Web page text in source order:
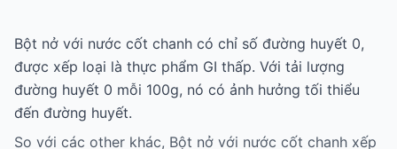
Bột nở với nước cốt chanh có chỉ số đường huyết 0,
được xếp loại là thực phẩm GI thấp. Với tải lượng
đường huyết 0 mỗi 100g, nó có ảnh hưởng tối thiểu
đến đường huyết.
So với các other khác, Bột nở với nước cốt chanh xếp